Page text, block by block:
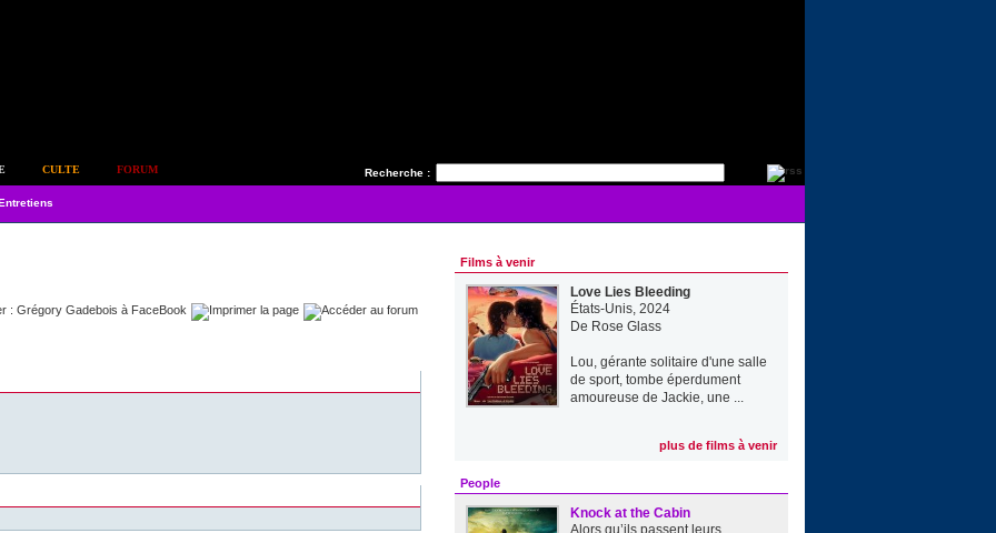
Recherche :
CULTE FORUM
Films à venir
Love Lies Bleeding
États-Unis, 2024
De Rose Glass
Lou, gérante solitaire d'une salle
de sport, tombe éperdument
amoureuse de Jackie, une ...
plus de films à venir
People
Knock at the Cabin
Alors qu’ils passent leurs